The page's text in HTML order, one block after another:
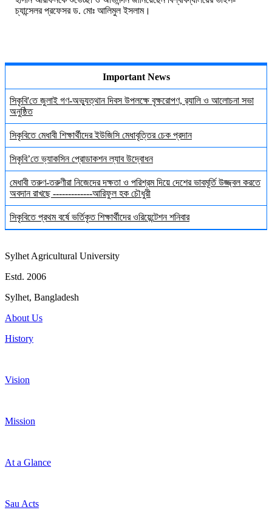
চ্যান্সেলর প্রফেসর ড. মোঃ আলিমুল ইসলাম।
Important News
সিকৃবি'তে জুলাই গণ-অভ্যুত্থান দিবস উপলক্ষে বৃক্ষরোপণ, র‍্যালি ও আলোচনা সভা
অনুষ্ঠিত
সিকৃবিতে মেধাবী শিক্ষার্থীদের ইউজিসি মেধাবৃত্তির চেক প্রদান
সিকৃবি’তে ভ্যাকসিন প্রোডাকশন ল্যাব উদ্বোধন
মেধাবী তরুণ-তরুণীরা নিজেদের দক্ষতা ও পরিশ্রম দিয়ে দেশের ভাবমূর্তি উজ্জ্বল করতে
অবদান রাখছে -------------আরিফুল হক চৌধুরী
সিকৃবিতে প্রথম বর্ষে ভর্তিকৃত শিক্ষার্থীদের ওরিয়েন্টেশন শনিবার
Sylhet Agricultural University
Estd. 2006
Sylhet, Bangladesh
About Us
History
Vision
Mission
At a Glance
Sau Acts